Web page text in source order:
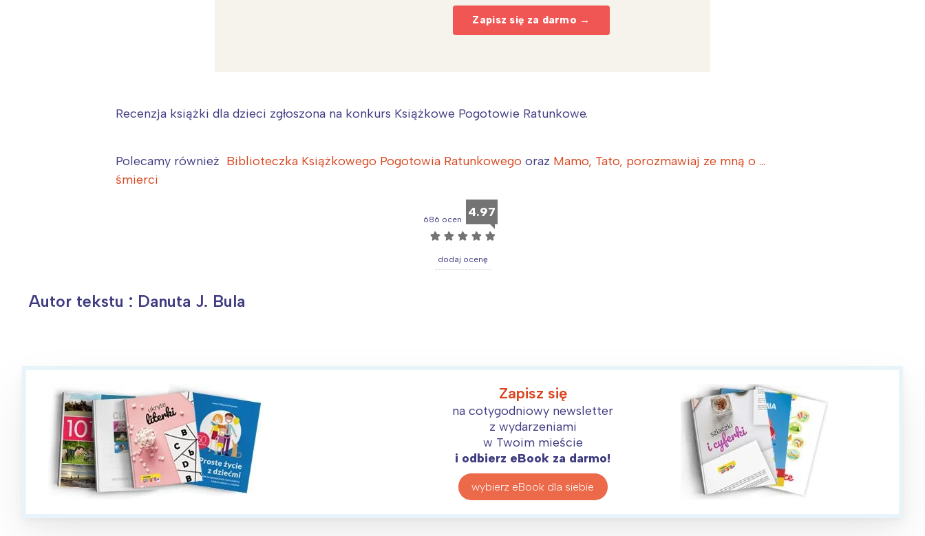
Zapisz się za darmo →
Recenzja książki dla dzieci zgłoszona na konkurs Książkowe Pogotowie Ratunkowe.
Polecamy również Biblioteczka Książkowego Pogotowia Ratunkowego oraz Mamo, Tato, porozmawiaj ze mną o …
śmierci
686 ocen 4.97
☆ ☆ ☆ ☆ ☆
dodaj ocenę
Autor tekstu : Danuta J. Bula
Zapisz się
na cotygodniowy newsletter
z wydarzeniami
w Twoim mieście
i odbierz eBook za darmo!
wybierz eBook dla siebie
Interesują mnie wydarzenia z tego regionu:
Łódź
Kraków
Północ
Wszystkie